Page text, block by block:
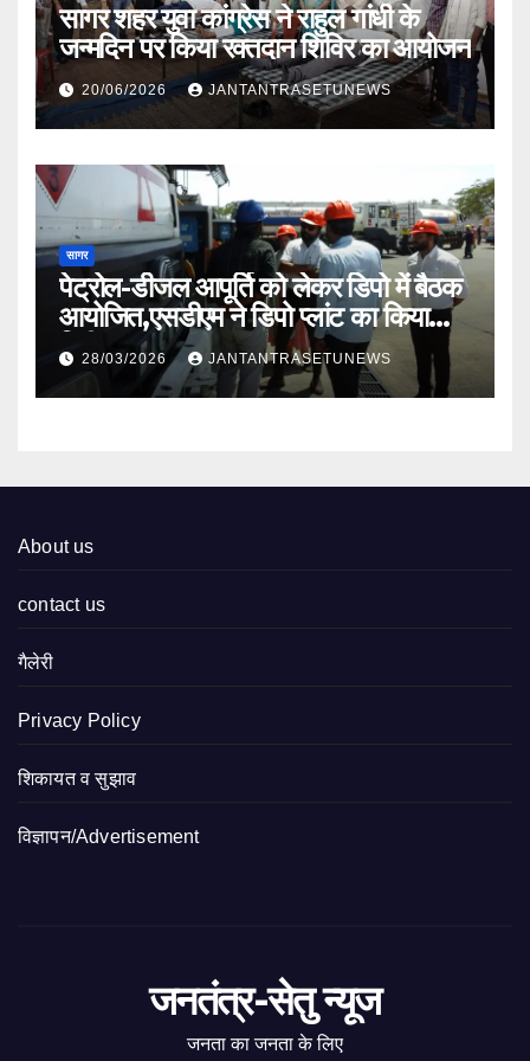
सागर शहर युवा कांग्रेस ने राहुल गांधी के
जन्मदिन पर किया रक्तदान शिविर का आयोजन
20/06/2026 JANTANTRASETUNEWS
सागर
पेट्रोल-डीजल आपूर्ति को लेकर डिपो में बैठक
आयोजित,एसडीएम ने डिपो प्लांट का किया
निरीक्षण
28/03/2026 JANTANTRASETUNEWS
About us
contact us
गैलेरी
Privacy Policy
शिकायत व सुझाव
विज्ञापन/Advertisement
जनतंत्र-सेतु न्यूज
जनता का जनता के लिए